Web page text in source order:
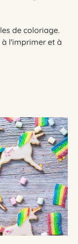
de coloriage.
à l'imprimer et à